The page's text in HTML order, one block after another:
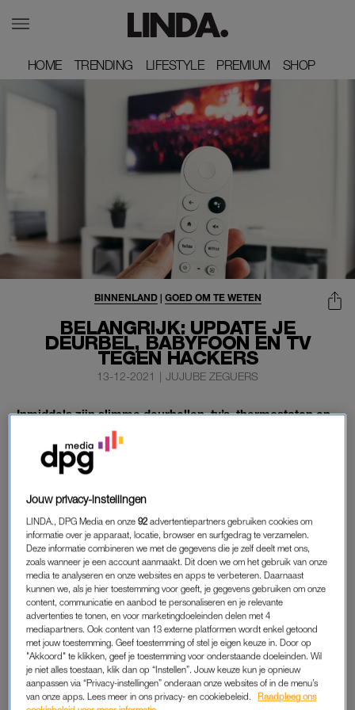
HOME
HOME TRENDING
TRENDING LIFESTYLE
LIFESTYLE PREMIUM
PREMIUM SHOP
SHOP
BELANGRIJK: UPDATE JE
DEURBEL, BABYFOON EN TV
TEGEN HACKERS
BINNENLAND| GOED OM TE WETEN
13-12-2021 | JUJUBE ZEGUERS
Inmiddels zijn slimme deurbellen, tv’s, thermostaten en
babyfoons niet meer weg te denken uit de meeste
huishoudens. Negen van de tien huishoudens hebben
gemiddeld vier van zulke apparaten die met het internet
Hoe fantastisch ze ook zijn, de apparaten zijn qua digitale
veiligheid een gemakkelijke ingang voor internetcriminelen.
UPDATES
Het ministerie van Economische Zaken en Klimaat (EZK) wil
met de campagne ‘Doe je updates’ Nederlanders wijzen op
digitale veiligheid. Minister Stef Blok zegt over de kwestie:
“Door nieuwe Europese regels kunnen we slimme digitale
apparaten veiliger maken. Zo krijgen verkopers en handelaren
Jouw privacy-instellingen
LINDA., DPG Media en onze92 advertentiepartners gebruiken cookies om
informatie over je apparaat, locatie, browser en surfgedrag te verzamelen.
Deze informatie combineren we met de gegevens die je zelf deelt met ons,
zoals wanneer je een account aanmaakt. Dit doen we om het gebruik van onze
media te analyseren en onze websites en apps te verbeteren. Daarnaast
kunnen we, als je hier toestemming voor geeft, je gegevens gebruiken om onze
content, communicatie en aanbod te personaliseren en je relevante
advertenties te tonen, en voor marketingdoeleinden delen met 4
mediapartners. Ook content van 13 externe platformen wordt enkel getoond
met jouw toestemming. Geef toestemming of stel je eigen keuze in. Door op
"Akkoord" te klikken, geef je toestemming voor onderstaande doeleinden. Wil
je niet alles toestaan, klik dan op “Instellen”. Jouw keuze kun je opnieuw
aanpassen via “Privacy-instellingen” onderaan onze websites of in de menu’s
van onze apps. Lees meer in ons privacy- en cookiebeleid.
Raadpleeg ons